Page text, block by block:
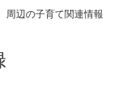
周辺の子育て関連情報